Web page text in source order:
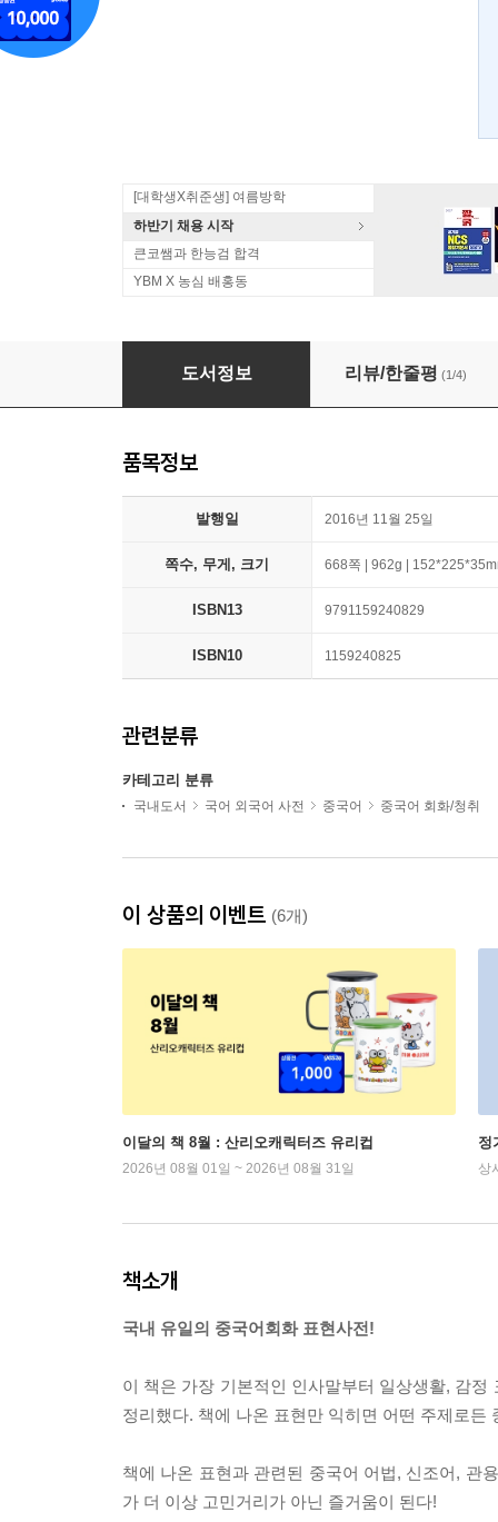
[대학생X취준생] 여름방학
하반기 채용 시작
큰코쌤과 한능검 합격
YBM X 농심 배홍동
중국어회화 표현사전
도서정보 리뷰/한줄평 (1/4)
품목정보
발행일 2016년 11월 25일
쪽수, 무게, 크기 668쪽 | 962g |
ISBN13 9791159240829
ISBN10 1159240825
관련분류
카테고리 분류
국내도서 국어 외국어 사전 중국어 중국어 회화/청취
이 상품의 이벤트 (6개)
이달의 책 8월 : 산리오캐릭터즈 유리컵
2026년 08월 01일 ~ 2026년 08월 31일
정
상
책소개
국내 유일의 중국어회화 표현사전!
이 책은 가장 기본적인 인사말부터 일상생활, 감
정리했다. 책에 나온 표현만 익히면 어떤 주제로든
책에 나온 표현과 관련된 중국어 어법, 신조어, 관
가 더 이상 고민거리가 아닌 즐거움이 된다!